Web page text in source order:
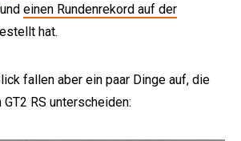
und einen Rundenrekord auf der
hat.
fallen aber ein paar Dinge auf, die
RS unterscheiden: